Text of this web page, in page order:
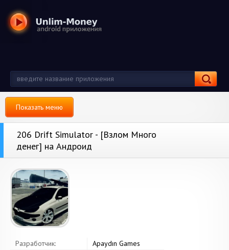
Показать меню
206 Drift Simulator - [Взлом Много
денег] на Андроид
Разработчик:
Apaydın Games